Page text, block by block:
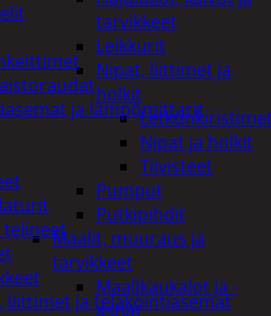
tarvikkeet
Leikkurit
Nipat, liittimet ja
holkit
Nipat ja holkit
Tiivisteet
Pumput
Putkipihdit
Maalit, muuraus ja
tarvikkeet
Maalikaukalot ja -
astiat
ja lämpömittarit
telineet
liittimet ja telakointiasemat